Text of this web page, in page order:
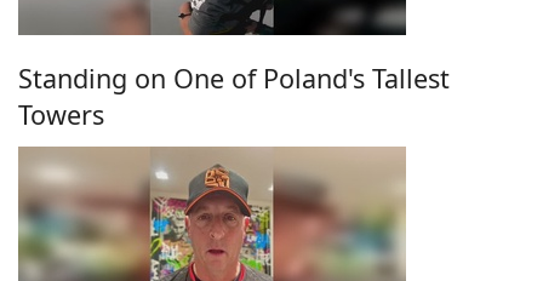
Standing on One of Poland's Tallest
Towers